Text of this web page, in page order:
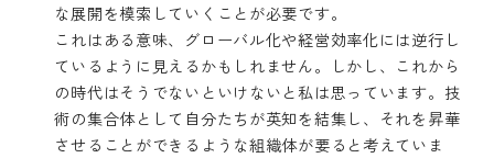
な展開を模索していくことが必要です。
これはある意味、グローバル化や経営効率化には逆行し
ているように見えるかもしれません。しかし、これから
の時代はそうでないといけないと私は思っています。技
術の集合体として自分たちが英知を結集し、それを昇華
させることができるような組織体が要ると考えていま